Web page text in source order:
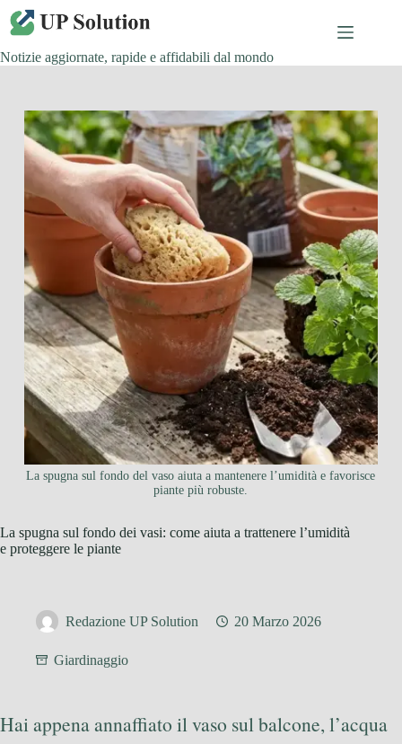
Salta
contenuto
Notizie aggiornate, rapide e affidabili dal mondo
La spugna sul fondo del vaso aiuta a mantenere l’umidità e favorisce
piante più robuste.
La spugna sul fondo dei vasi: come aiuta a trattenere l’umidità
e proteggere le piante
Redazione UP Solution 20 Marzo 2026
Giardinaggio
Hai appena annaffiato il vaso sul balcone, l’acqua